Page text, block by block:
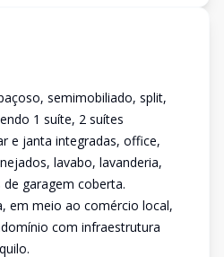
semimobiliado, split,
1 suíte, 2 suítes
e janta integradas, office,
lavabo, lavanderia,
garagem coberta.
em meio ao comércio local,
com infraestrutura